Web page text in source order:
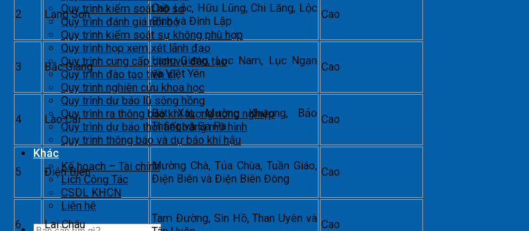
Quy trình kiểm soát hồ sơ
Quy trình đánh giá nội bộ
Quy trình kiểm soát sự không phù hợp
Quy trình họp xem xét lãnh đạo
Quy trình cung cấp dịch vụ đào tạo
Quy trình đào tạo tiến sĩ
Quy trình nghiên cứu khoa học
Quy trình dự báo lũ sông hồng
Quy trình ra thông báo khí tượng nông nghiệp
Quy trình dự báo thời tiết bằng mô hình
Quy trình thông báo và dự báo khí hậu
Khác
Kế hoạch – Tài chính
Lịch Công Tác
CSDL KHCN
Liên hệ
2 Lạng Sơn
Cao Lộc, Hữu Lũng, Chi Lăng, Lộc
Bình và Đình Lập
Cao
3 Bắc Giang
Lạng Giang, Lục Nam, Lục Ngạn
và Việt Yên
Cao
4 Lào Cai
Bát Xát, Mường Khương, Bảo
Thắng và Sa Pa
Cao
5 Điện Biên
Mường Chà, Tủa Chùa, Tuần Giáo,
Điện Biên và Điện Biên Đông
Cao
6 Lai Châu
Tam Đường, Sìn Hồ, Than Uyên và Cao